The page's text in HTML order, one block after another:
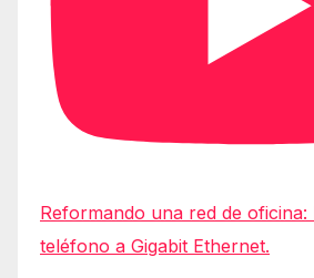
Reformando una red de oficina:
teléfono a Gigabit Ethernet.